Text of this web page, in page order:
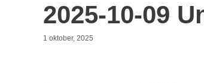
2025-10-09
1 oktober, 2025